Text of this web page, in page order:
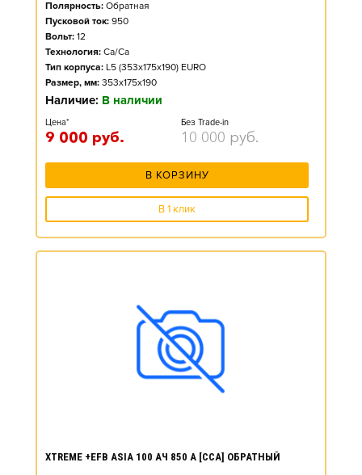
Полярность: Обратная
Пусковой ток: 950
Вольт: 12
Технология: Ca/Ca
Тип корпуса: L5 (353x175x190) EURO
Размер, мм: 353x175x190
Наличие: В наличии
Цена*
9 000 руб.
Без Trade-in
10 000 руб.
В КОРЗИНУ
В 1 клик
XTREME +EFB ASIA 100 АЧ 850 А [CCA] ОБРАТНЫЙ